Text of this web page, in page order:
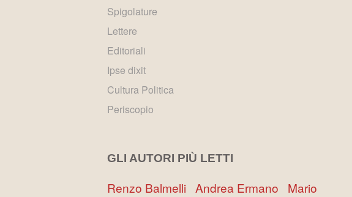
Spigolature
Lettere
Editoriali
Ipse dixit
Cultura Politica
Periscopio
GLI AUTORI PIÙ LETTI
Renzo Balmelli Andrea Ermano
Mario